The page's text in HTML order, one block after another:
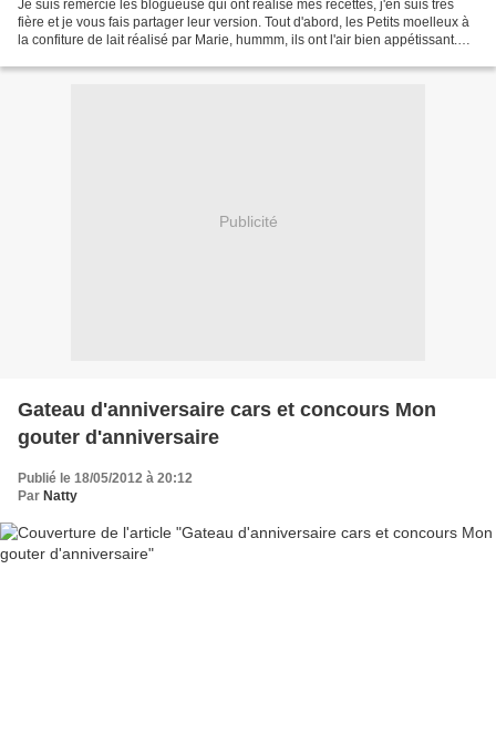
Je suis remercie les blogueuse qui ont réalisé mes recettes, j'en suis très
fière et je vous fais partager leur version. Tout d'abord, les Petits moelleux à
la confiture de lait réalisé par Marie, hummm, ils ont l'air bien appétissant.
Publicité
Gateau d'anniversaire cars et concours Mon
gouter d'anniversaire
Publié le 18/05/2012 à 20:12
Par Natty